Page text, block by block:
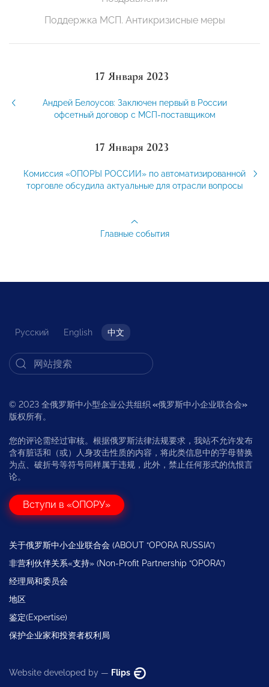
Поддержка МСП. Антикризисные меры
17 Января 2023
Андрей Белоусов: Заключен первый в России
офсетный договор с МСП-поставщиком
17 Января 2023
Комиссия «ОПОРЫ РОССИИ» по автоматизированной
торговле обсудила актуальные для отрасли вопросы
Главные события
Русский English 中文
© 2023 全俄罗斯中小型企业公共组织 «俄罗斯中小企业联合会»
版权所有。
您的评论需经过审核。根据俄罗斯法律法规要求，我站不允许发布
含有脏话和（或）人身攻击性质的内容，将此类信息中的字母替换
为点、破折号等符号同样属于违规，此外，禁止任何形式的仇恨言
论。
Вступи в «ОПОРУ»
关于俄罗斯中小企业联合会 (ABOUT “OPORA RUSSIA”)
非营利伙伴关系«支持» (Non-Profit Partnership “OPORA”)
经理局和委员会
地区
鉴定(Expertise)
保护企业家和投资者权利局
Website developed by — Flips